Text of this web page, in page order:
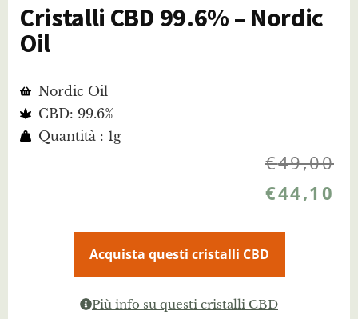
Cristalli CBD 99.6% – Nordic
Oil
Nordic Oil
CBD: 99.6%
Quantità : 1g
€49,00
€44,10
Acquista questi cristalli CBD
Più info su questi cristalli CBD